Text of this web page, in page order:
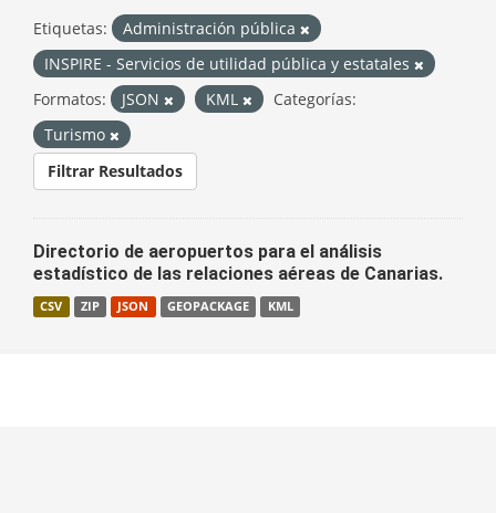
Etiquetas:
Administración pública
INSPIRE - Servicios de utilidad pública y estatales
Formatos:
JSON KML
Categorías:
Turismo
Filtrar Resultados
Directorio de aeropuertos para el análisis
estadístico de las relaciones aéreas de Canarias.
CSV ZIP JSON GEOPACKAGE KML